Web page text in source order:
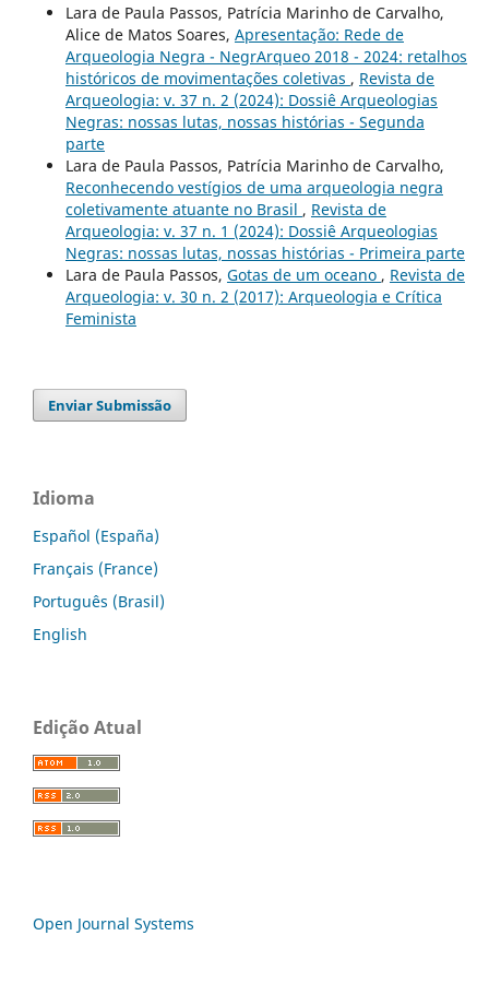
Lara de Paula Passos, Patrícia Marinho de Carvalho,
Alice de Matos Soares, Apresentação: Rede de
Arqueologia Negra - NegrArqueo 2018 - 2024: retalhos
históricos de movimentações coletivas , Revista de
Arqueologia: v. 37 n. 2 (2024): Dossiê Arqueologias
Negras: nossas lutas, nossas histórias - Segunda
parte
Lara de Paula Passos, Patrícia Marinho de Carvalho,
Reconhecendo vestígios de uma arqueologia negra
coletivamente atuante no Brasil , Revista de
Arqueologia: v. 37 n. 1 (2024): Dossiê Arqueologias
Negras: nossas lutas, nossas histórias - Primeira parte
Lara de Paula Passos, Gotas de um oceano , Revista de
Arqueologia: v. 30 n. 2 (2017): Arqueologia e Crítica
Feminista
Enviar Submissão
Idioma
Español (España)
Français (France)
Português (Brasil)
English
Edição Atual
Open Journal Systems